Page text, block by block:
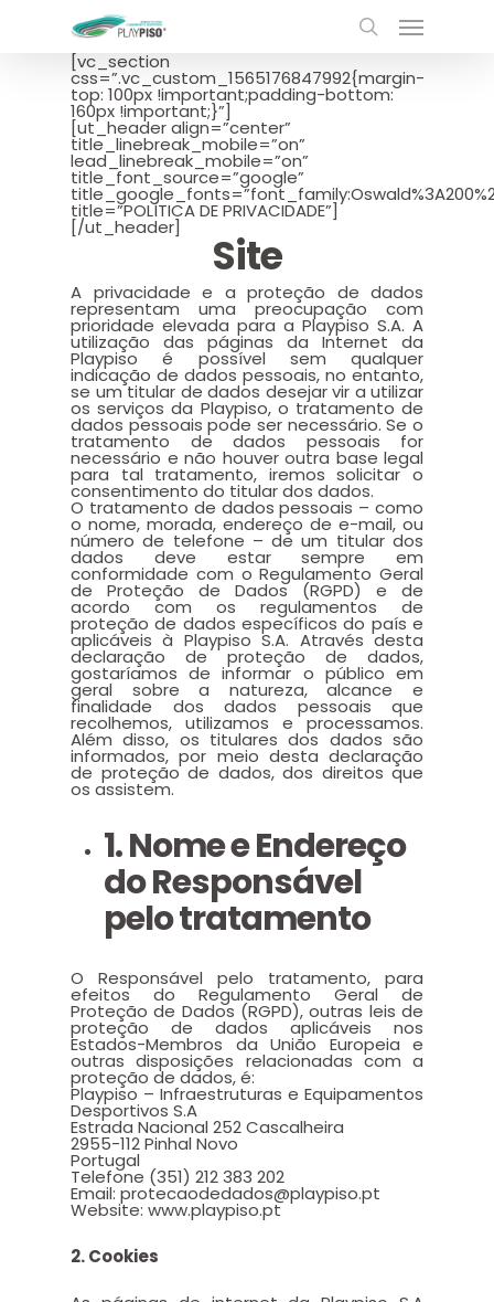
[vc_section
css=”.vc_custom_1565176847992{margin-
top: 100px !important;padding-bottom:
160px !important;}”]
[ut_header align=”center”
title_linebreak_mobile=”on”
lead_linebreak_mobile=”on”
title_font_source=”google”
title=”POLÍTICA DE PRIVACIDADE”]
[/ut_header]
Site
A privacidade e a proteção de dados
representam uma preocupação com
prioridade elevada para a Playpiso S.A. A
utilização das páginas da Internet da
Playpiso é possível sem qualquer
indicação de dados pessoais, no entanto,
se um titular de dados desejar vir a utilizar
os serviços da Playpiso, o tratamento de
dados pessoais pode ser necessário. Se o
tratamento de dados pessoais for
necessário e não houver outra base legal
para tal tratamento, iremos solicitar o
consentimento do titular dos dados.
O tratamento de dados pessoais – como
o nome, morada, endereço de e-mail, ou
número de telefone – de um titular dos
dados deve estar sempre em
conformidade com o Regulamento Geral
de Proteção de Dados (RGPD) e de
acordo com os regulamentos de
proteção de dados específicos do país e
aplicáveis à Playpiso S.A. Através desta
declaração de proteção de dados,
gostaríamos de informar o público em
geral sobre a natureza, alcance e
finalidade dos dados pessoais que
recolhemos, utilizamos e processamos.
Além disso, os titulares dos dados são
informados, por meio desta declaração
de proteção de dados, dos direitos que
os assistem.
1. Nome e Endereço
do Responsável
pelo tratamento
O Responsável pelo tratamento, para
efeitos do Regulamento Geral de
Proteção de Dados (RGPD), outras leis de
proteção de dados aplicáveis nos
Estados-Membros da União Europeia e
outras disposições relacionadas com a
proteção de dados, é:
Playpiso – Infraestruturas e Equipamentos
Desportivos S.A
Estrada Nacional 252 Cascalheira
2955-112 Pinhal Novo
Portugal
Telefone (351) 212 383 202
Email: protecaodedados@playpiso.pt
Website: www.playpiso.pt
2. Cookies